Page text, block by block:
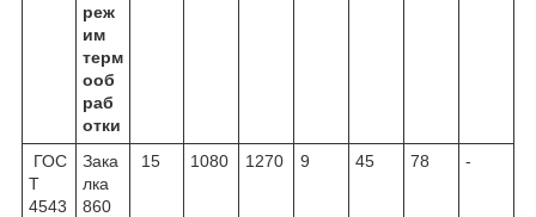
реж
им
терм
ооб
раб
отки
ГОС
Т
4543
Зака
лка
860
15 1080 1270 9 45 78 -